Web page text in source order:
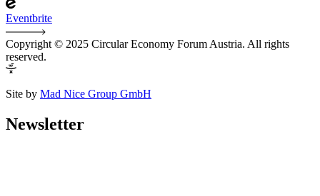
Eventbrite
Copyright © 2025 Circular Economy Forum Austria. All rights
reserved.
Site by Mad Nice Group GmbH
Newsletter